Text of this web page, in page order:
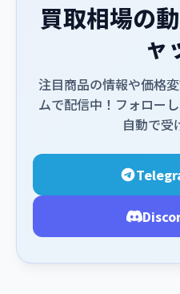
買取相場の
ャ
注目商品の情報や価格
ムで配信中！フォロー
自動で受